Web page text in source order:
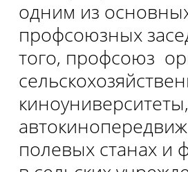
одним из
профсоюзных
того, профсоюз
полевых станах и